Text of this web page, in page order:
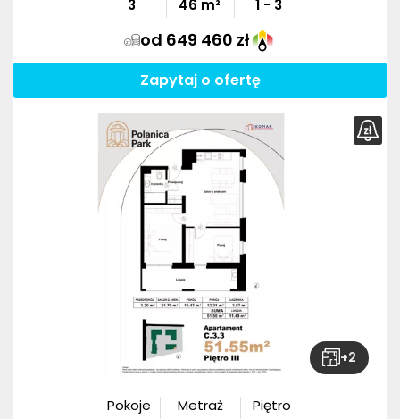
3
46 m²
1 - 3
od 649 460 zł
Zapytaj o ofertę
+2
Pokoje
Metraż
Piętro